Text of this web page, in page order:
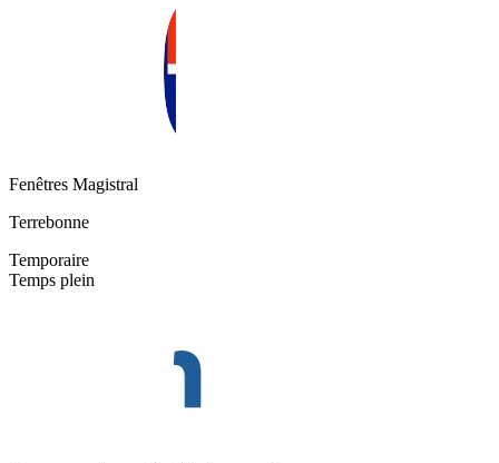
Fenêtres Magistral
Terrebonne
Temporaire
Temps plein